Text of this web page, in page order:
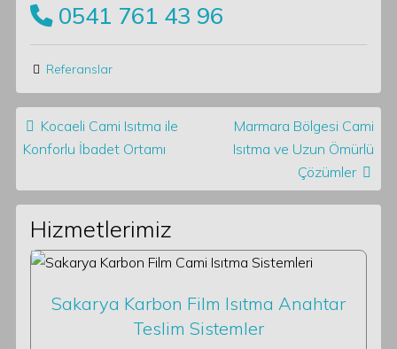
0541 761 43 96
Referanslar
Post navigation
Kocaeli Cami Isıtma ile
Konforlu İbadet Ortamı
Marmara Bölgesi Cami
Isıtma ve Uzun Ömürlü
Çözümler
Hizmetlerimiz
Sakarya Karbon Film Isıtma Anahtar
Teslim Sistemler